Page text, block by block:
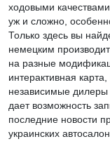
ходовыми
уж и сложно,
Только здесь вы
немецким
на разные
интерактивная
независимые
дает возможность
последние новости
украинских